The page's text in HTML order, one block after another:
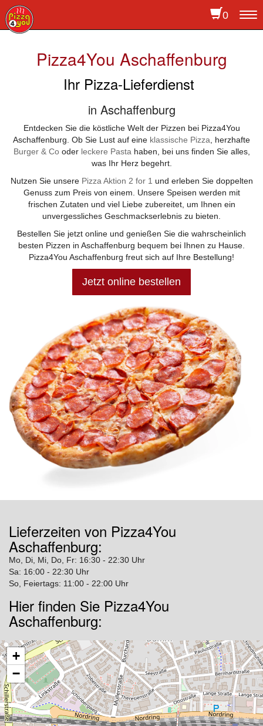
0
Pizza4You Aschaffenburg
Ihr Pizza-Lieferdienst
in Aschaffenburg
Entdecken Sie die köstliche Welt der Pizzen bei Pizza4You
Aschaffenburg. Ob Sie Lust auf eine klassische Pizza , herzhafte
Burger & Cooder leckere Pasta haben, bei uns finden Sie alles,
was Ihr Herz begehrt.
Nutzen Sie unsere Pizza Aktion 2 for 1 und erleben Sie doppelten
Genuss zum Preis von einem. Unsere Speisen werden mit
frischen Zutaten und viel Liebe zubereitet, um Ihnen ein
unvergessliches Geschmackserlebnis zu bieten.
Bestellen Sie jetzt online und genießen Sie die wahrscheinlich
besten Pizzen in Aschaffenburg bequem bei Ihnen zu Hause.
Pizza4You Aschaffenburg freut sich auf Ihre Bestellung!
Jetzt online bestellen
Lieferzeiten von Pizza4You
Aschaffenburg:
Mo, Di, Mi, Do, Fr: 16:30 - 22:30 Uhr
Sa: 16:00 - 22:30 Uhr
So, Feiertags: 11:00 - 22:00 Uhr
Hier finden Sie Pizza4You
Aschaffenburg:
+
−